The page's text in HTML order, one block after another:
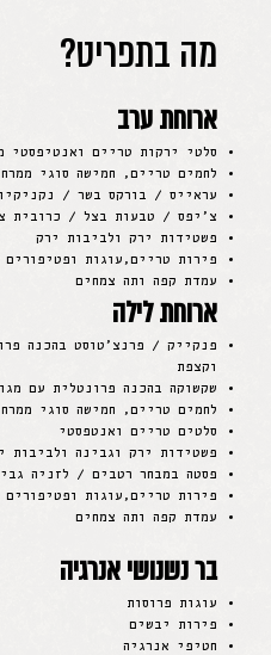
מה בתפריט?
ארוחת ערב
סלטי ירקות טריים ואנטיפסטי
לחמים טריים, חמישה סוגי
עראייס / בורקס בשר /
צ׳יפס / טבעות בצל / כרובית
פשטידות ירק ולביבות ירק
פירות טריים,עוגות ופטיפורים
עמדת קפה ותה צמחים
ארוחת לילה
פנקייק / פרנצ׳טוסט בהכנה
וקצפת
שקשוקה בהכנה פרונטלית עם
לחמים טריים, חמישה סוגי
סלטים טריים ואנטפסטי
פשטידות ירק וגבינה ולביבות
פסטה במבחר רטבים / לזניה
פירות טריים,עוגות ופטיפורים
עמדת קפה ותה צמחים
בר נשנושי אנרגיה
עוגות פרוסות
פירות יבשים
חטיפי אנרגיה